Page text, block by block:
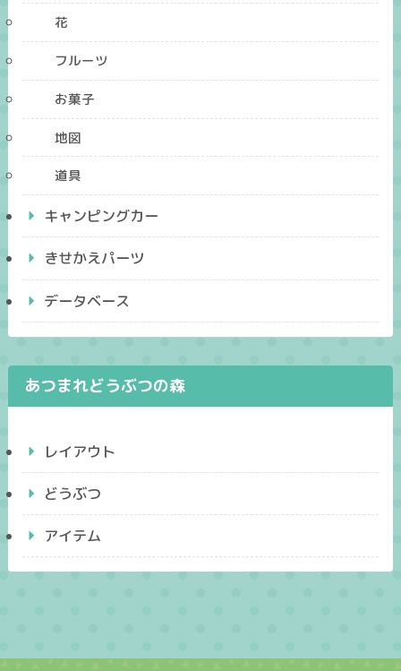
花
フルーツ
お菓子
地図
道具
キャンピングカー
きせかえパーツ
データベース
あつまれどうぶつの森
レイアウト
どうぶつ
アイテム